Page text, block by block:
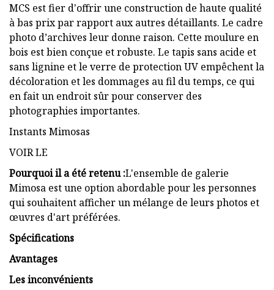
MCS est fier d'offrir une construction de haute qualité
à bas prix par rapport aux autres détaillants. Le cadre
photo d’archives leur donne raison. Cette moulure en
bois est bien conçue et robuste. Le tapis sans acide et
sans lignine et le verre de protection UV empêchent la
décoloration et les dommages au fil du temps, ce qui
en fait un endroit sûr pour conserver des
photographies importantes.
Instants Mimosas
VOIR LE
Pourquoi il a été retenu :L'ensemble de galerie
Mimosa est une option abordable pour les personnes
qui souhaitent afficher un mélange de leurs photos et
œuvres d'art préférées.
Spécifications
Avantages
Les inconvénients